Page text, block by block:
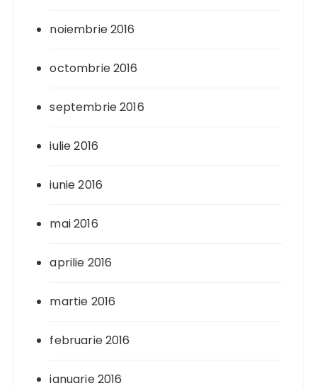
noiembrie 2016
octombrie 2016
septembrie 2016
iulie 2016
iunie 2016
mai 2016
aprilie 2016
martie 2016
februarie 2016
ianuarie 2016